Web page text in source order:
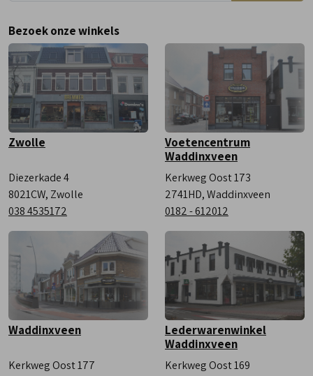
Vrijdag
Zaterdag
9:00 - 17:00
Bezoek onze winkels
Zwolle
Diezerkade 4
8021CW, Zwolle
038 4535172
Voetencentrum
Waddinxveen
Kerkweg Oost 173
2741HD, Waddinxveen
0182 - 612012
Waddinxveen
Kerkweg Oost 177
Lederwarenwinkel
Waddinxveen
Kerkweg Oost 169